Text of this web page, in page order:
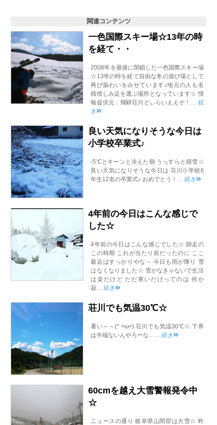
関連コンテンツ
一色国際スキー場☆13年の時
を経て・・
2008年を最後に閉鎖した一色国際スキー場
☆13年の時を経て自由な冬の遊び場として
再び賑わいをみせています♪地元の人も名
残惜しみ足を運ぶ場所となっています☆ 情
報提供元：飛騨荘川どぃらいええぞ！… 続
き
良い天気になりそうな今日は
小学校卒業式♪
-5℃とキーンと冷えた朝 うっすらと積雪☆
良い天気になりそうな今日は 荘川小学校6
年生12名の卒業式♪ おめでとう！…続き
4年前の今日はこんな感じで
した☆
4年前の今日はこんな感じでした☆ 師走の
この時期 これが当たり前だったのに ここ
最近はすっかりやな～ 今日も雨が降り 雪
はなくなりました☆ 雪がなきゃないで生活
は楽だけど ただ寒いだけってのは 何か
寂…続き
荘川でも気温30℃☆
暑い～～(* >ω<) 荘川でも気温30℃☆ 下界
は半端ないんやろーな……続き
60cmを越え大雪警報発令中
☆
ニュースの通り 岐阜県山間部は大雪☆ 昨